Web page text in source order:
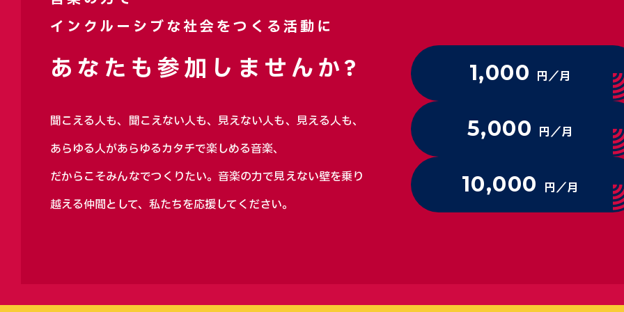
インクルーシブな社会をつくる活動に
あなたも参加しませんか?
聞こえる人も、聞こえない人も、見えない人も、見える人も、
あらゆる人があらゆるカタチで楽しめる音楽、
だからこそみんなでつくりたい。音楽の力で見えない壁を乗り
越える仲間として、私たちを応援してください。
1,000 円／月
5,000 円／月
10,000 円／月